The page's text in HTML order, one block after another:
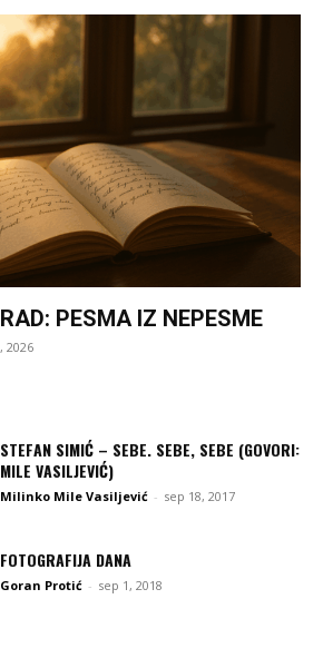
PESMA IZ NEPESME
2026
STEFAN SIMIĆ – SEBE. SEBE, SEBE (GOVORI:
MILE VASILJEVIĆ)
Milinko Mile Vasiljević - sep 18, 2017
FOTOGRAFIJA DANA
Goran Protić - sep 1, 2018